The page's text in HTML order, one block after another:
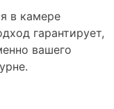
в камере
гарантирует,
вашего